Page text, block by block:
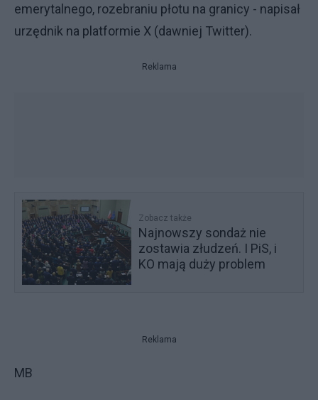
emerytalnego, rozebraniu płotu na granicy - napisał
urzędnik na platformie X (dawniej Twitter).
Reklama
Zobacz także
Najnowszy sondaż nie
zostawia złudzeń. I PiS, i
KO mają duży problem
Reklama
MB